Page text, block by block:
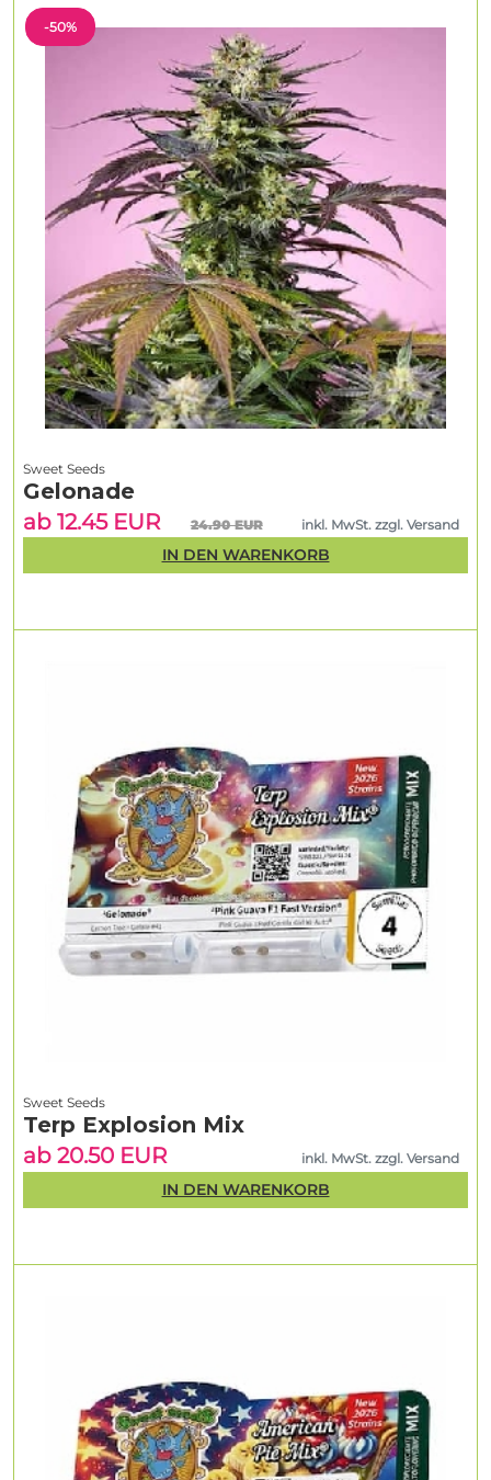
Sweet Seeds
Terp Explosion Mix
ab 20.50 EUR
inkl. MwSt. zzgl. Versand
IN DEN WARENKORB
-50%
Sweet Seeds
Gelonade
ab 12.45 EUR
24.90 EUR inkl. MwSt. zzgl. Versand
IN DEN WARENKORB